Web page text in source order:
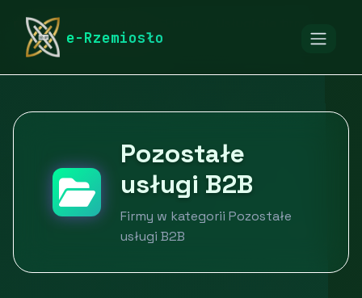
e-Rzemiosło
rymarstwo-poznan.pl
Pozostałe usługi B2B
Pozostałe
usługi B2B
Firmy w kategorii Pozostałe
usługi B2B